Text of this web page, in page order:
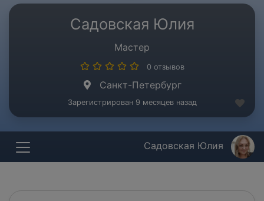
Садовская Юлия
Мастер
0 отзывов
Санкт-Петербург
Зарегистрирован 9 месяцев назад
Садовская Юлия